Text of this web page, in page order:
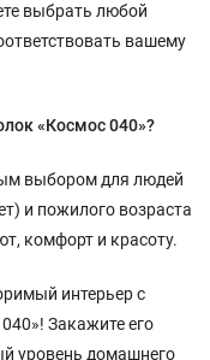
выбрать любой
вашему
«Космос 040»?
выбором для людей
и пожилого возраста
комфорт и красоту.
интерьер с
Закажите его
уровень домашнего